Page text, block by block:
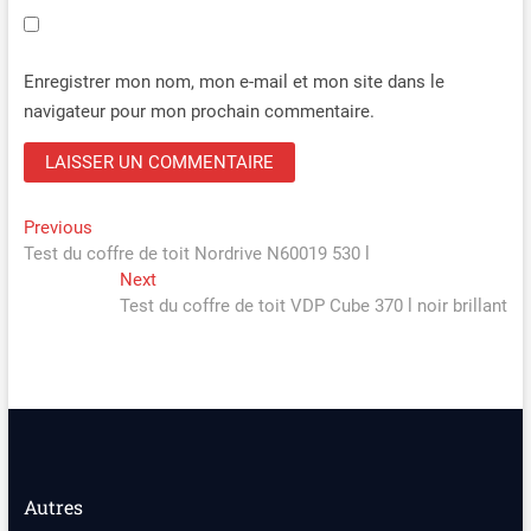
Enregistrer mon nom, mon e-mail et mon site dans le
navigateur pour mon prochain commentaire.
Navigation
de
PreviousPrevious
post:
Test du coffre de toit Nordrive N60019 530 l
NextNext
post:
Test du coffre de toit VDP Cube 370 l noir brillant
Autres